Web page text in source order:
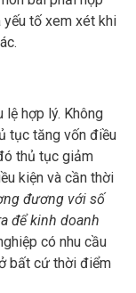
yếu tố xem xét khi
lệ hợp lý. Không
tục tăng vốn điều
thủ tục giảm
kiện và cần thời
đương với số
để kinh doanh
có nhu cầu
bất cứ thời điểm